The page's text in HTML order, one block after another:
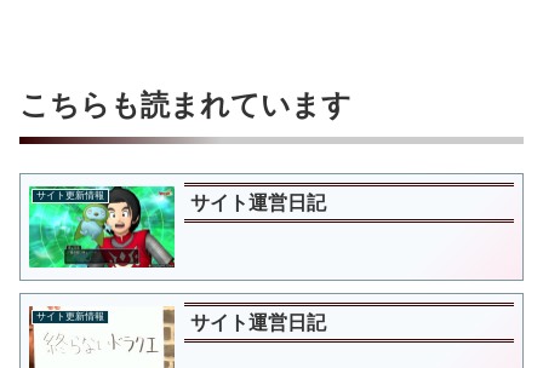
こちらも読まれています
サイト更新情報 サイト運営日記
サイト更新情報 サイト運営日記